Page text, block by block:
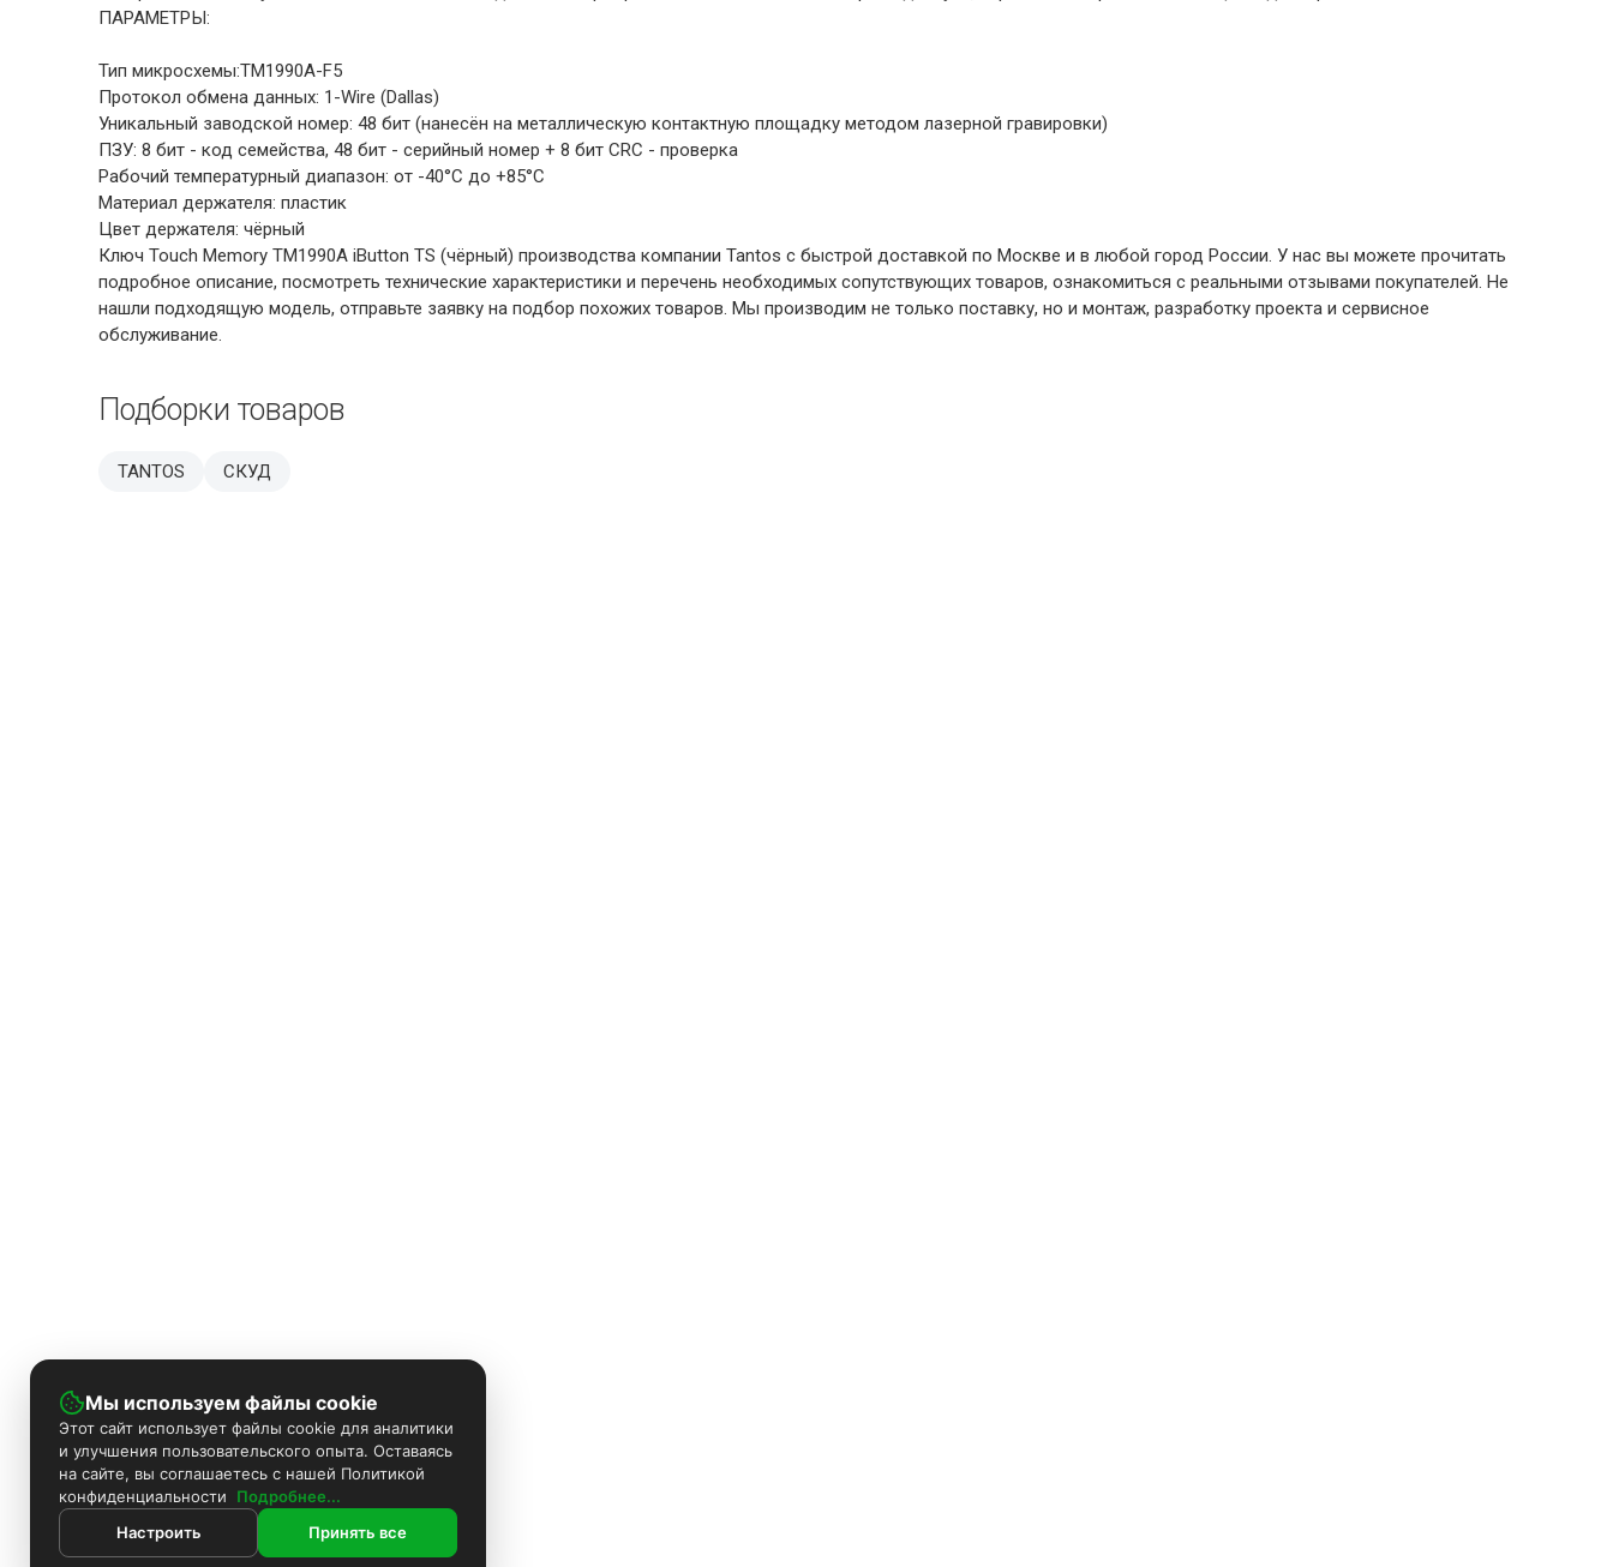
ПАРАМЕТРЫ:
Тип микросхемы:TM1990A-F5
Протокол обмена данных: 1-Wire (Dallas)
Уникальный заводской номер: 48 бит (нанесён на металлическую контактную площадку методом лазерной гравировки)
ПЗУ: 8 бит - код семейства, 48 бит - серийный номер + 8 бит CRC - проверка
Рабочий температурный диапазон: от -40°C до +85°C
Материал держателя: пластик
Цвет держателя: чёрный
Ключ Touch Memory TM1990A iButton TS (чёрный) производства компании Tantos с быстрой доставкой по Москве и в любой город России. У нас вы можете прочитать
подробное описание, посмотреть технические характеристики и перечень необходимых сопутствующих товаров, ознакомиться с реальными отзывами покупателей. Не
нашли подходящую модель, отправьте заявку на подбор похожих товаров. Мы производим не только поставку, но и монтаж, разработку проекта и сервисное
обслуживание.
Подборки товаров
TANTOS СКУД
Мы используем файлы cookie
Этот сайт использует файлы cookie для аналитики
и улучшения пользовательского опыта. Оставаясь
на сайте, вы соглашаетесь с нашей Политикой
конфиденциальности
Подробнее...
Настроить
Принять все